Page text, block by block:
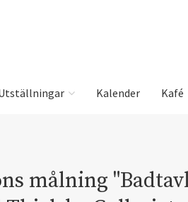
Kalender Kafé
målning